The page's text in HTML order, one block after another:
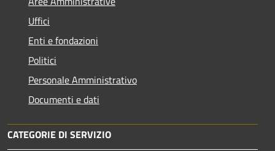
Uffici
Enti e fondazioni
Politici
Personale Amministrativo
Documenti e dati
CATEGORIE DI SERVIZIO